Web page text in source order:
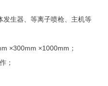
发生器、等离子喷枪、主机等
×300mm ×1000mm；
；